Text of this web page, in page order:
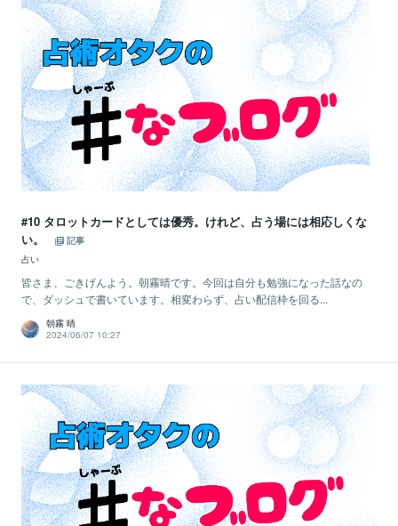
#10 タロットカードとしては優秀。けれど、占う場には相応しくな
い。
記事
占い
皆さま、ごきげんよう。朝霧晴です。今回は自分も勉強になった話なの
で、ダッシュで書いています。相変わらず、占い配信枠を回る...
朝霧 晴
2024/06/07 10:27